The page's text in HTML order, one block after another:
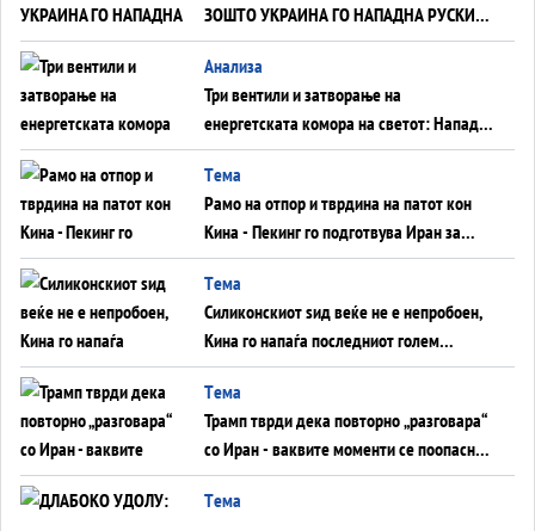
ЗОШТО УКРАИНА ГО НАПАДНА РУСКИОТ
WILDBERRIES
Aнализа
Три вентили и затворање на
енергетската комора на светот: Нападот
во Суец најавува глобален енергетски
инфаркт?
Tема
Рамо на отпор и тврдина на патот кон
Кина - Пекинг го подготвува Иран за
американска копнена инвазија
Tема
Силиконскиот ѕид веќе не е непробоен,
Кина го напаѓа последниот голем
монопол на Западот?
Tема
Трамп тврди дека повторно „разговара“
со Иран - ваквите моменти се поопасни
од отворените закани
Tема